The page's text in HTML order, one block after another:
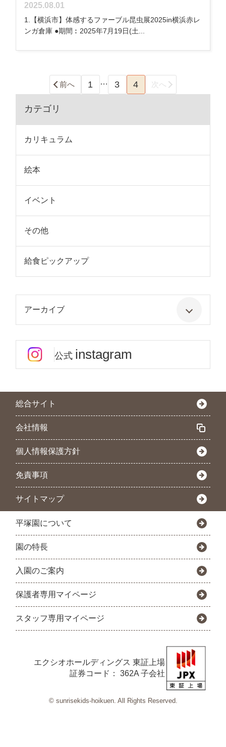
2025.08.01
1.【横浜市】体感するファーブル昆虫展2025in横浜赤レ
ンガ倉庫 ●期間︰2025年7月19日(土...
前へ 1 … 3 4 次へ
カテゴリ
カリキュラム
絵本
イベント
その他
給食ピックアップ
アーカイブ
公式 instagram
総合サイト
会社情報
個人情報保護方針
免責事項
サイトマップ
平塚園について
園の特長
入園のご案内
保護者専用マイページ
スタッフ専用マイページ
エクシオホールディングス 東証上場
証券コード： 362A 子会社
© sunrisekids-hoikuen. All Rights Reserved.